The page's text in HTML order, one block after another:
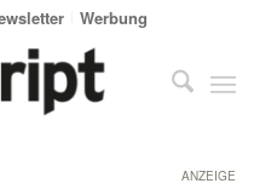
Werbung
ANZEIGE